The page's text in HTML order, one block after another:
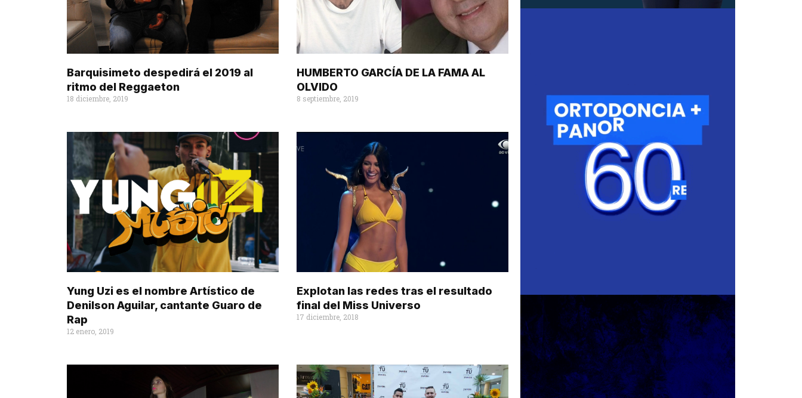
Barquisimeto despedirá el 2019 al
ritmo del Reggaeton
18 diciembre, 2019
HUMBERTO GARCÍA DE LA FAMA AL
OLVIDO
8 septiembre, 2019
Yung Uzi es el nombre Artístico de
Denilson Aguilar, cantante Guaro de
Rap
12 enero, 2019
Explotan las redes tras el resultado
final del Miss Universo
17 diciembre, 2018